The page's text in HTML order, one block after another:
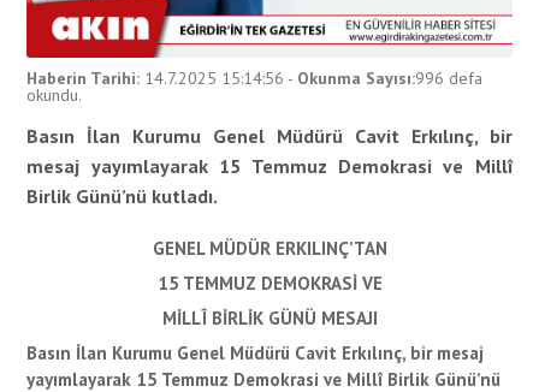
Haberin Tarihi: 14.7.2025 15:14:56 - Okunma Sayısı:996 defa
okundu.
Basın İlan Kurumu Genel Müdürü Cavit Erkılınç, bir
mesaj yayımlayarak 15 Temmuz Demokrasi ve Millî
Birlik Günü’nü kutladı.
GENEL MÜDÜR ERKILINÇ’TAN
15 TEMMUZ DEMOKRASİ VE
MİLLÎ BİRLİK GÜNÜ MESAJI
Basın İlan Kurumu Genel Müdürü Cavit Erkılınç, bir mesaj
yayımlayarak 15 Temmuz Demokrasi ve Millî Birlik Günü’nü